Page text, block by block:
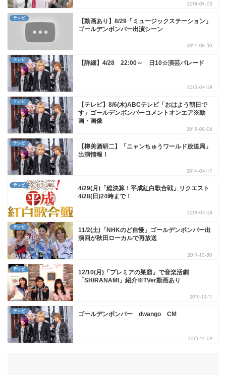
2018-09-03
テレビ
【動画あり】8/29「ミュージックステーション」
ゴールデンボンバー出演シーン
2014-08-30
テレビ 【詳細】4/28 22:00～ 日10☆演芸パレード
2013-04-28
テレビ
【テレビ】8/6(木)ABCテレビ「おはよう朝日で
す」ゴールデンボンバーコメントオンエア※動
画・画像
2015-08-06
テレビ
【樽美酒研二】「ニャンちゅうワールド放送局」
出演情報！
2014-04-17
テレビ
4/29(月)「総決算！平成紅白歌合戦」リクエスト
4/28(日)24時まで！
2019-04-28
テレビ
11/2(土)「NHKのど自慢」ゴールデンボンバー出
演回が秋田ローカルで再放送
2019-10-30
テレビ
12/10(月)「プレミアの巣窟」で音楽活劇
「SHIRANAMI」紹介※TVer動画あり
2018-12-11
テレビ ゴールデンボンバー dwango CM
2013-12-09